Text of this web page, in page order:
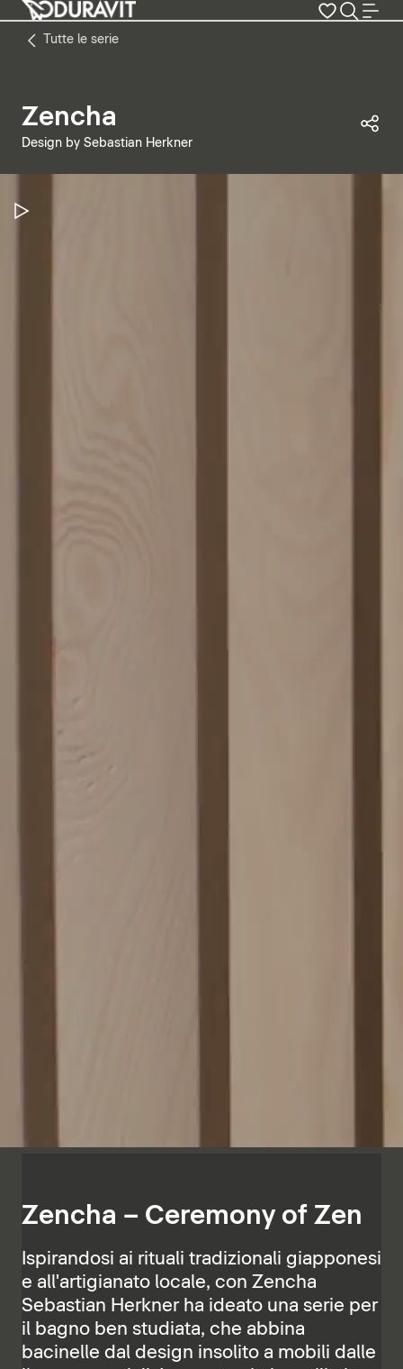
Tutte le serie
Zencha
Design by Sebastian Herkner
Metti in pausa il video
Zencha – Ceremony of Zen
Ispirandosi ai rituali tradizionali giapponesi
e all'artigianato locale, con Zencha
Sebastian Herkner ha ideato una serie per
il bagno ben studiata, che abbina
bacinelle dal design insolito a mobili dalle